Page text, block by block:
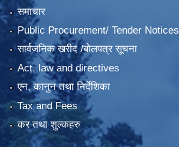
समाचार
Public Procurement/ Tender Notices
सार्वजनिक खरीद /बोलपत्र सूचना
Act, law and directives
एन, कानुन तथा निर्देशिका
Tax and Fees
कर तथा शुल्कहरु